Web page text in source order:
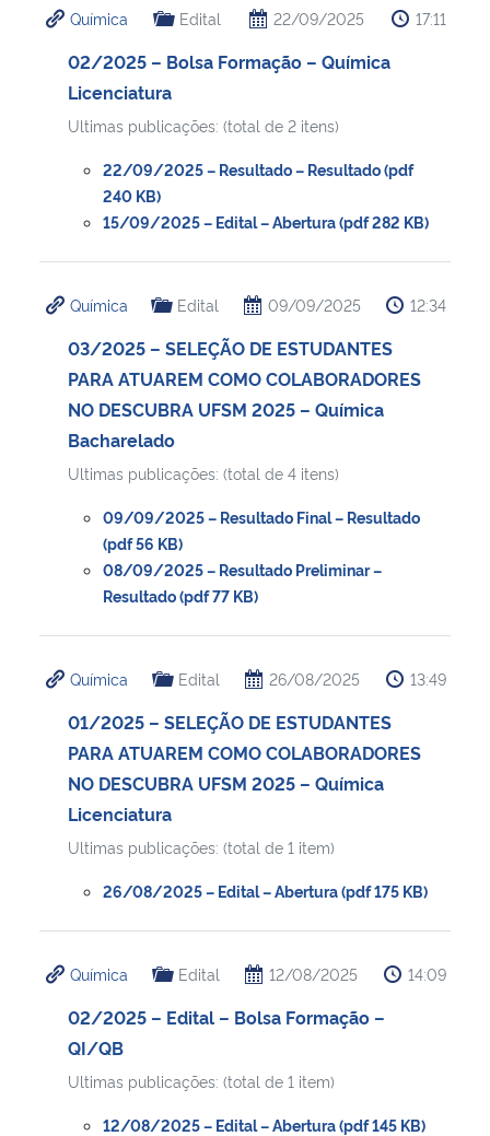
Ministério da Cidadania
Ministério de Minas e Energia
Ministério da Ciência, Tecnologia, Inovações e Comunicações
Ministério do Turismo
Ministério do Desenvolvimento Regional
Ministério da Mulher, da Família e dos Direitos Humanos
Secretaria-Geral
Secretaria de Governo
Advocacia-Geral da União
Química Edital 22/09/2025 17:11
02/2025 – Bolsa Formação – Química
Licenciatura
Ultimas publicações: (total de 2 itens)
22/09/2025 – Resultado – Resultado (pdf
240 KB)
15/09/2025 – Edital – Abertura (pdf 282 KB)
Química Edital 09/09/2025 12:34
03/2025 – SELEÇÃO DE ESTUDANTES
PARA ATUAREM COMO COLABORADORES
NO DESCUBRA UFSM 2025 – Química
Bacharelado
Ultimas publicações: (total de 4 itens)
09/09/2025 – Resultado Final – Resultado
(pdf 56 KB)
08/09/2025 – Resultado Preliminar –
Resultado (pdf 77 KB)
Química Edital 26/08/2025 13:49
01/2025 – SELEÇÃO DE ESTUDANTES
PARA ATUAREM COMO COLABORADORES
NO DESCUBRA UFSM 2025 – Química
Licenciatura
Ultimas publicações: (total de 1 item)
26/08/2025 – Edital – Abertura (pdf 175 KB)
Química Edital 12/08/2025 14:09
02/2025 – Edital – Bolsa Formação –
QI/QB
Ultimas publicações: (total de 1 item)
12/08/2025 – Edital – Abertura (pdf 145 KB)